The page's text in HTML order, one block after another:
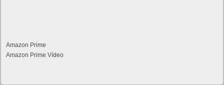
Amazon Prime
Amazon Prime Vídeo